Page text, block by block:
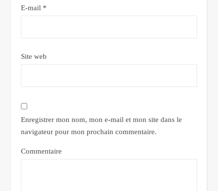
E-mail *
Site web
Enregistrer mon nom, mon e-mail et mon site dans le
navigateur pour mon prochain commentaire.
Commentaire